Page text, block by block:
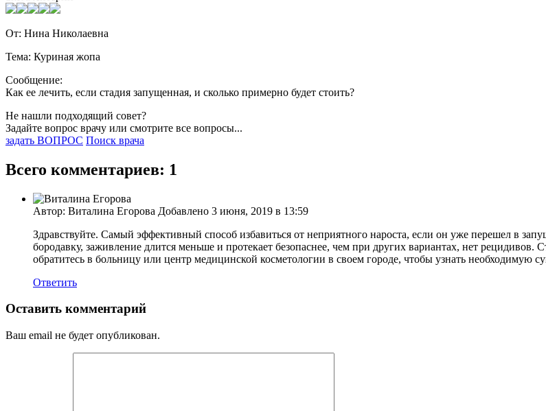
От: Нина Николаевна
Тема: Куриная жопа
Сообщение:
Как ее лечить, если стадия запущенная, и сколько примерно будет стоить?
Не нашли подходящий совет?
Задайте вопрос врачу или смотрите все вопросы...
задать ВОПРОС Поиск врача
Всего комментариев: 1
Автор: Виталина Егорова Добавлено 3 июня, 2019 в 13:59
Здравствуйте. Самый эффективный способ избавиться от неприятного нароста, если он уже перешел в
бородавку, заживление длится меньше и протекает безопаснее, чем при других вариантах, нет
обратитесь в больницу или центр медицинской косметологии в своем городе, чтобы узнать необходимую
Ответить
Оставить комментарий
Ваш email не будет опубликован.